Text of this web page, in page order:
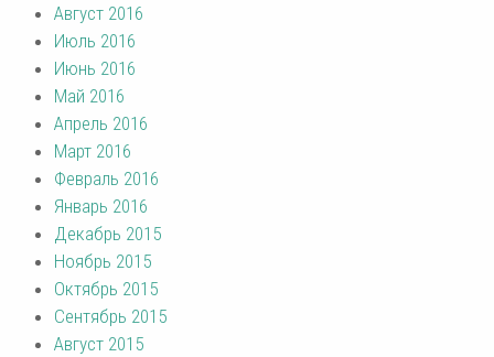
Август 2016
Июль 2016
Июнь 2016
Май 2016
Апрель 2016
Март 2016
Февраль 2016
Январь 2016
Декабрь 2015
Ноябрь 2015
Октябрь 2015
Сентябрь 2015
Август 2015